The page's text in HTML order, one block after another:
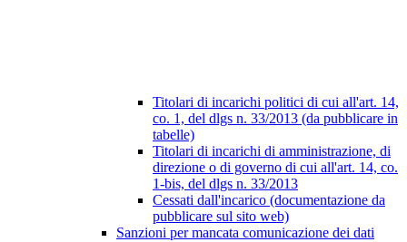
Titolari di incarichi politici di cui all'art. 14,
co. 1, del dlgs n. 33/2013 (da pubblicare in
tabelle)
Titolari di incarichi di amministrazione, di
direzione o di governo di cui all'art. 14, co.
1-bis, del dlgs n. 33/2013
Cessati dall'incarico (documentazione da
pubblicare sul sito web)
Sanzioni per mancata comunicazione dei dati